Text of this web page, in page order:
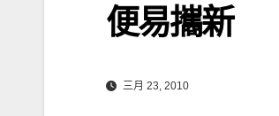
便易攜新
三月 23, 2010